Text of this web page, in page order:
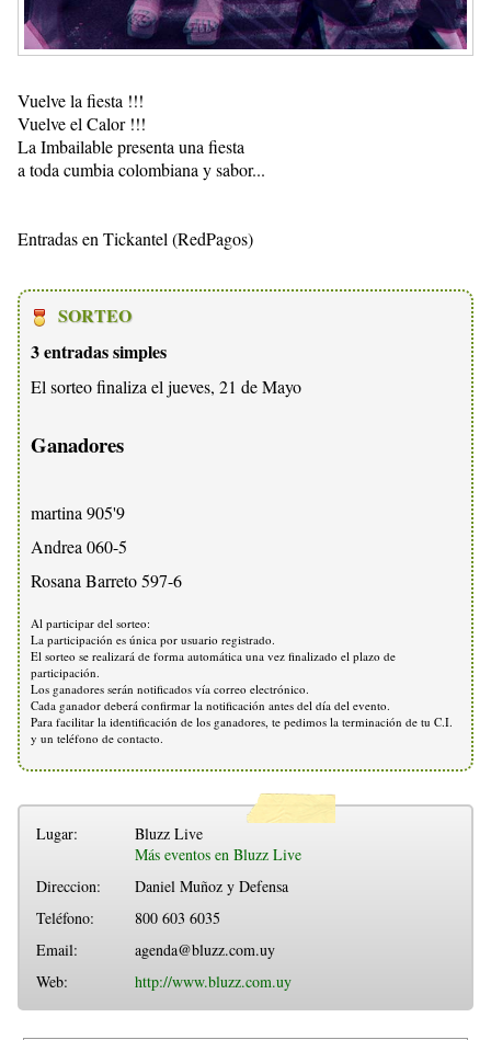
Vuelve la fiesta !!!
Vuelve el Calor !!!
La Imbailable presenta una fiesta
a toda cumbia colombiana y sabor...
Entradas en Tickantel (RedPagos)
SORTEO
3 entradas simples
El sorteo finaliza el jueves, 21 de Mayo
Ganadores
martina 905'9
Andrea 060-5
Rosana Barreto 597-6
Al participar del sorteo:
La participación es única por usuario registrado.
El sorteo se realizará de forma automática una vez finalizado el plazo de
participación.
Los ganadores serán notificados vía correo electrónico.
Cada ganador deberá confirmar la notificación antes del día del evento.
Para facilitar la identificación de los ganadores, te pedimos la terminación de tu C.I.
y un teléfono de contacto.
Lugar:
Bluzz Live
Más eventos en Bluzz Live
Direccion:
Daniel Muñoz y Defensa
Teléfono:
800 603 6035
Email:
agenda@bluzz.com.uy
Web:
http://www.bluzz.com.uy